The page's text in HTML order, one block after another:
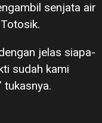
senjata air
jelas siapa-
sudah kami
tukasnya.